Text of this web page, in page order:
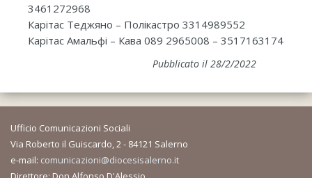
3461272968
Карітас Теджяно – Полікастро 3314989552
Карітас Амальфі – Кава 089 2965008 – 3517163174
Pubblicato il 28/2/2022
Ufficio Comunicazioni Sociali
Via Roberto il Guiscardo, 2 - 84121 Salerno
e-mail: comunicazioni@diocesisalerno.it